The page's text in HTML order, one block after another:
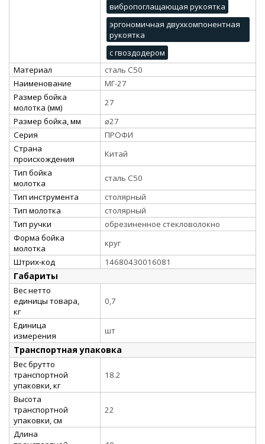
вибропоглащающая рукоятка
эргономичная двухкомпонентная
рукоятка
с гвоздодером
Материал
сталь С50
Наименование
МГ-27
Размер бойка
молотка (мм)
27
Размер бойка, мм
⌀27
Серия
ПРОФИ
Страна
происхождения
Китай
Тип бойка
молотка
сталь С50
Тип инструмента
столярный
Тип молотка
столярный
Тип ручки
обрезиненное стекловолокно
Форма бойка
молотка
круг
Штрих-код
14680430016081
Габариты
Вес нетто
единицы товара,
кг
0,7
Единица
измерения
шт
Транспортная упаковка
Вес брутто
транспортной
упаковки, кг
18.2
Высота
транспортной
упаковки, см
22
Длина